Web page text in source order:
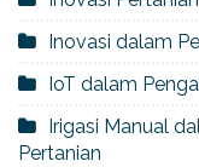
Inovasi dalam
IoT dalam
Irigasi Manual
Pertanian